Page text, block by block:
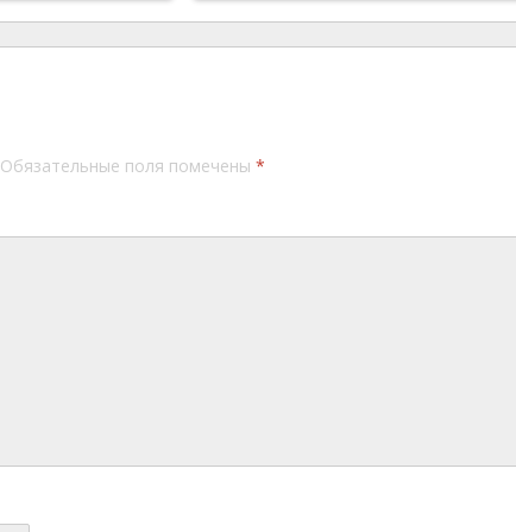
Обязательные поля помечены *